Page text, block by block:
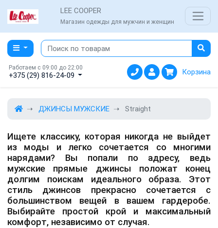
LEE COOPER
Магазин одежды для мужчин и женщин
Работаем с 09:00 до 22:00
+375 (29) 816-24-09 Корзина
ДЖИНСЫ МУЖСКИЕ Straight
Ищете классику, которая никогда не выйдет
из моды и легко сочетается со многими
нарядами? Вы попали по адресу, ведь
мужские прямые джинсы положат конец
долгим поискам идеального образа. Этот
стиль джинсов прекрасно сочетается с
большинством вещей в вашем гардеробе.
Выбирайте простой крой и максимальный
комфорт, независимо от случая.